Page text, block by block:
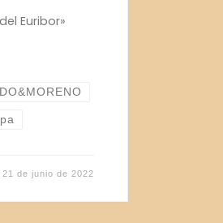
Euribor»
21 de junio de 2022